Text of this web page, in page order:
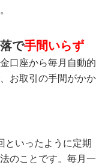
で手間いらず
口座から毎月自動的
お取引の手間がかか
といったように定期
のことです。毎月一